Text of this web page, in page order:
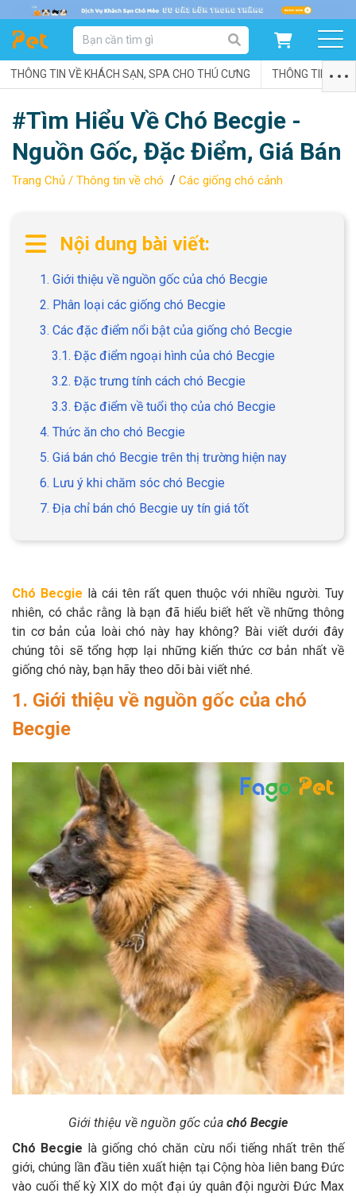
DANH MỤC SẢN PHẨM
SẢN PHẨM DÀNH CHO MÈO SẢN PHẨM DÀNH CHO CHÓ
SẨN PHẨM THEO THƯƠNG HIỆU
GIỚI THIỆU
DỊCH VỤ
Khách sạn chó mèo
Dịch vụ mua bán chó
mèo
Dịch vụ phối giống chó
mèo
TIN TỨC
Thông tin về khách sạn,
spa cho thú cưng
Thông tin về mèo
CHÍNH SÁCH
Chính sách mua hàng
Chính sách bảo hành Chính sách bảo mật
Chính sách đổi trả
LIÊN HỆ
TỔNG ĐÀI TƯ VẤN
0929894774
THÔNG TIN VỀ KHÁCH SẠN, SPA CHO THÚ CƯNG THÔNG TIN VỀ
#Tìm Hiểu Về Chó Becgie -
Nguồn Gốc, Đặc Điểm, Giá Bán
Trang Chủ / Thông tin về chó / Các giống chó cảnh
Nội dung bài viết:
1. Giới thiệu về nguồn gốc của chó Becgie
2. Phân loại các giống chó Becgie
3. Các đặc điểm nổi bật của giống chó Becgie
3.1. Đặc điểm ngoại hình của chó Becgie
3.2. Đặc trưng tính cách chó Becgie
3.3. Đặc điểm về tuổi thọ của chó Becgie
4. Thức ăn cho chó Becgie
5. Giá bán chó Becgie trên thị trường hiện nay
6. Lưu ý khi chăm sóc chó Becgie
7. Địa chỉ bán chó Becgie uy tín giá tốt
Chó Becgie là cái tên rất quen thuộc với nhiều người. Tuy
nhiên, có chắc rằng là bạn đã hiểu biết hết về những thông
tin cơ bản của loài chó này hay không? Bài viết dưới đây
chúng tôi sẽ tổng hợp lại những kiến thức cơ bản nhất về
giống chó này, bạn hãy theo dõi bài viết nhé.
1. Giới thiệu về nguồn gốc của chó
Becgie
Giới thiệu về nguồn gốc của chó Becgie
Chó Becgie là giống chó chăn cừu nổi tiếng nhất trên thế
giới, chúng lần đầu tiên xuất hiện tại Cộng hòa liên bang Đức
vào cuối thế kỳ XIX do một đại úy quân đội người Đức Max